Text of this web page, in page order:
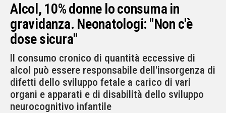
SASSARI
NUORO
ORISTANO
SULCIS
GALLURA
OGLIASTRA
MEDIO
CAMPIDANO
Alcol, 10% donne lo consuma in
gravidanza. Neonatologi: "Non c'è
dose sicura"
Il consumo cronico di quantità eccessive di
alcol può essere responsabile dell'insorgenza di
difetti dello sviluppo fetale a carico di vari
organi e apparati e di disabilità dello sviluppo
neurocognitivo infantile